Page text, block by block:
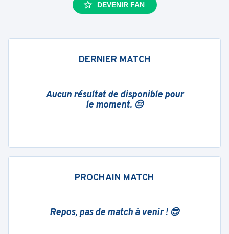
DEVENIR FAN
DERNIER MATCH
Aucun résultat de disponible pour
le moment. 😔
PROCHAIN MATCH
Repos, pas de match à venir ! 😎